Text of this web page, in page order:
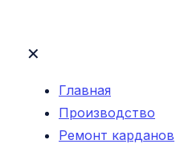
✕
Главная
Производство
Ремонт карданов